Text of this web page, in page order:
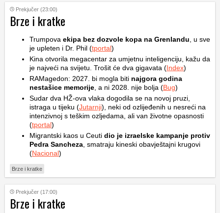
Prekjučer (23:00)
Brze i kratke
Trumpova ekipa bez dozvole kopa na Grenlandu , u sve
je upleten i Dr. Phil (tportal)
Kina otvorila megacentar za umjetnu inteligenciju, kažu da
je najveći na svijetu. Trošit će dva gigavata (Index)
RAMagedon: 2027. bi mogla biti najgora godina
nestašice memorije , a ni 2028. nije bolja (Bug)
Sudar dva HŽ-ova vlaka dogodila se na novoj pruzi,
istraga u tijeku (Jutarnji), neki od ozlijeđenih u nesreći na
intenzivnoj s teškim ozljedama, ali van životne opasnosti
(tportal)
Migrantski kaos u Ceuti dio je izraelske kampanje protiv
Pedra Sancheza , smatraju kineski obavještajni krugovi
(Nacional)
Brze i kratke
Prekjučer (17:00)
Brze i kratke